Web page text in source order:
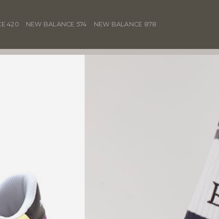
420 NEW BALANCE 574 NEW BALANCE 878